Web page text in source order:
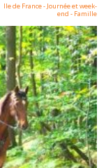
Ile de France- Journée et week-
end - Famille